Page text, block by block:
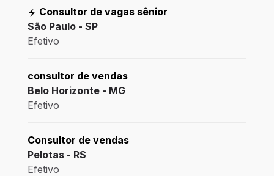
Consultor de vagas sênior
São Paulo - SP
Efetivo
consultor de vendas
Belo Horizonte - MG
Efetivo
Consultor de vendas
Pelotas - RS
Efetivo